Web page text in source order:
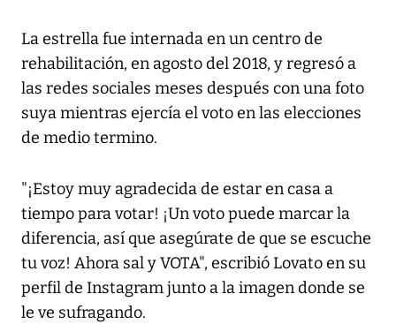
La estrella fue internada en un centro de
rehabilitación, en agosto del 2018, y regresó a
las redes sociales meses después con una foto
suya mientras ejercía el voto en las elecciones
de medio termino.
"¡Estoy muy agradecida de estar en casa a
tiempo para votar! ¡Un voto puede marcar la
diferencia, así que asegúrate de que se escuche
tu voz! Ahora sal y VOTA", escribió Lovato en su
perfil de Instagram junto a la imagen donde se
le ve sufragando.